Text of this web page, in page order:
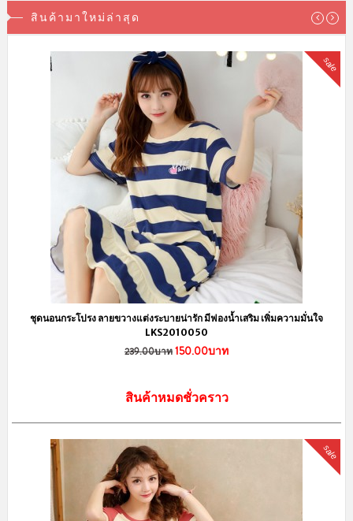
สินค้ามาใหม่ล่าสุด
sale
ชุดนอนกระโปรง ลายขวางแต่งระบายน่ารัก มีฟองน้ำเสริม เพิ่มความมั่นใจ
LKS2010050
239.00บาท150.00บาท
สินค้าหมดชั่วคราว
sale